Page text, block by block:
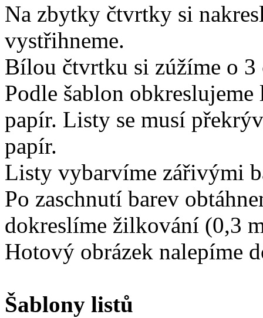
Na zbytky čtvrtky si
vystřihneme.
Bílou čtvrtku si zúžíme o
Podle šablon
papír. Listy se musí
papír.
Listy vybarvíme zářivými
Po zaschnutí barev
dokreslíme žilkování (0,3
Hotový obrázek nalepíme
Šablony listů